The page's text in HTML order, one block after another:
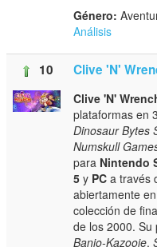
Género:
Análisis
10 Clive 'N'
Clive 'N'
plataformas en
Dinosaur Bytes
Numskull
para Nintendo
5 y PC a través
abiertamente
colección de
de los 2000. Su
Banjo-Kazooie,